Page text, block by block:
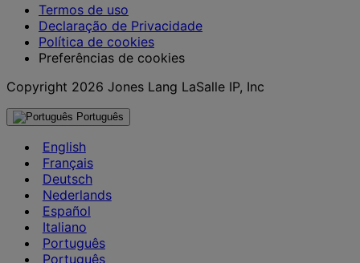
Termos de uso
Declaração de Privacidade
Política de cookies
Preferências de cookies
Copyright 2026 Jones Lang LaSalle IP, Inc
Português
English
Français
Deutsch
Nederlands
Español
Italiano
Português
Português